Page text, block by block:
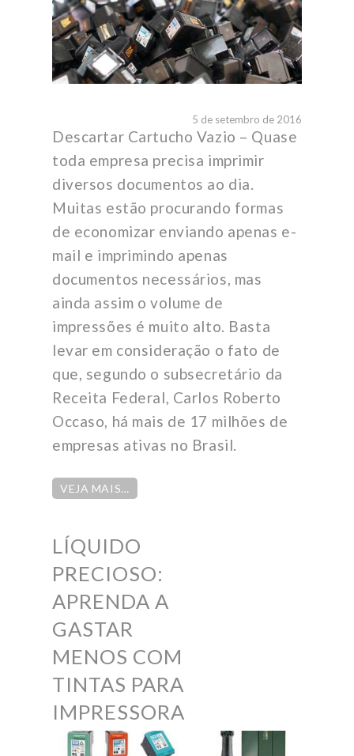
5 de setembro de 2016
Descartar Cartucho Vazio – Quase
toda empresa precisa imprimir
diversos documentos ao dia.
Muitas estão procurando formas
de economizar enviando apenas e-
mail e imprimindo apenas
documentos necessários, mas
ainda assim o volume de
impressões é muito alto. Basta
levar em consideração o fato de
que, segundo o subsecretário da
Receita Federal, Carlos Roberto
Occaso, há mais de 17 milhões de
empresas ativas no Brasil.
VEJA MAIS…
LÍQUIDO
PRECIOSO:
APRENDA A
GASTAR
MENOS COM
TINTAS PARA
IMPRESSORA